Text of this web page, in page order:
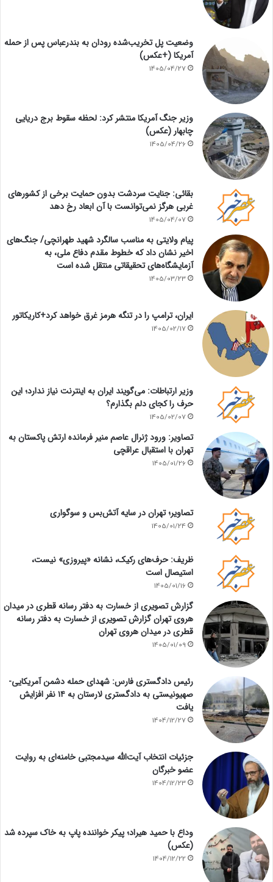
وضعیت پل تخریب‌شده رودان به بندرعباس پس از حمله
آمریکا (+عکس)
1405/04/27
وزیر جنگ آمریکا منتشر کرد: لحظه سقوط برج دریایی
چابهار (عکس)
1405/04/26
بقائی: جنایت سردشت بدون حمایت برخی از کشورهای
غربی هرگز نمی‌توانست با آن ابعاد رخ دهد
1405/04/07
پیام ولایتی به مناسب سالگرد شهید طهرانچی/ جنگ‌های
اخیر نشان داد که خطوط مقدم دفاع ملی، به
آزمایشگاه‌های تحقیقاتی منتقل شده است
1405/03/23
ایران، ترامپ را در تنگه هرمز غرق خواهد کرد+کاریکاتور
1405/02/17
وزیر ارتباطات: می‌گویند ایران به اینترنت نیاز ندارد؛ این
حرف را کجای دلم بگذارم؟
1405/02/07
تصاویر: ورود ژنرال عاصم منیر فرمانده ارتش پاکستان به
تهران با استقبال عراقچی
1405/01/26
تصاویر؛ تهران در سایه آتش‌بس و سوگواری
1405/01/24
ظریف: حرف‌های رکیک، نشانه «پیروزی» نیست،
استیصال است
1405/01/16
گزارش تصویری از خسارت به دفتر رسانه قطری در میدان
هروی تهران گزارش تصویری از خسارت به دفتر رسانه
قطری در میدان هروی تهران
1405/01/09
رئیس دادگستری فارس: شهدای حمله دشمن آمریکایی-
صهیونیستی به دادگستری لارستان به ۱۴ نفر افزایش
یافت
1404/12/27
جزئیات انتخاب آیت‌الله سیدمجتبی خامنه‌ای به روایت
عضو خبرگان
1404/12/23
وداع با حمید هیراد؛ پیکر خواننده پاپ به خاک سپرده شد
(عکس)
1404/12/22